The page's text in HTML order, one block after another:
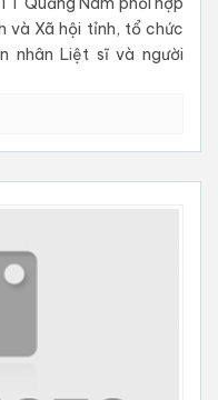
và Xã hội tỉnh, tổ chức
nhân Liệt sĩ và người